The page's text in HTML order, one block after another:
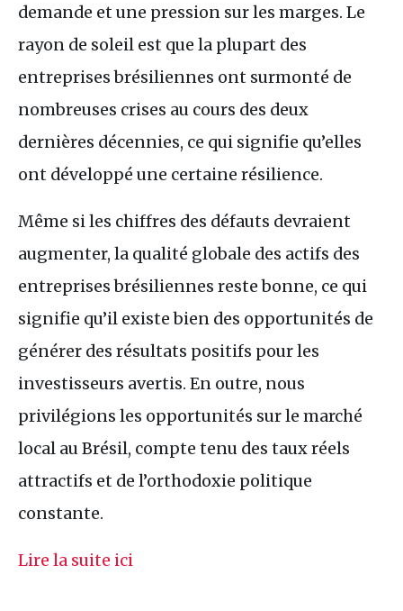
demande et une pression sur les marges. Le
rayon de soleil est que la plupart des
entreprises brésiliennes ont surmonté de
nombreuses crises au cours des deux
dernières décennies, ce qui signifie qu’elles
ont développé une certaine résilience.
Même si les chiffres des défauts devraient
augmenter, la qualité globale des actifs des
entreprises brésiliennes reste bonne, ce qui
signifie qu’il existe bien des opportunités de
générer des résultats positifs pour les
investisseurs avertis. En outre, nous
privilégions les opportunités sur le marché
local au Brésil, compte tenu des taux réels
attractifs et de l’orthodoxie politique
constante.
Lire la suite ici